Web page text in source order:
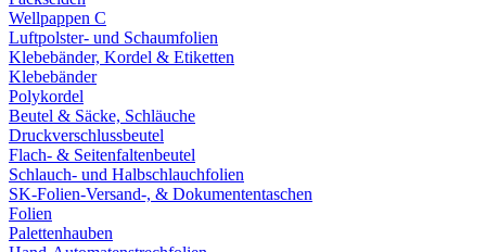
Wellpappen C
Luftpolster- und Schaumfolien
Klebebänder, Kordel & Etiketten
Klebebänder
Polykordel
Beutel & Säcke, Schläuche
Druckverschlussbeutel
Flach- & Seitenfaltenbeutel
Schlauch- und Halbschlauchfolien
SK-Folien-Versand-, & Dokumententaschen
Folien
Palettenhauben